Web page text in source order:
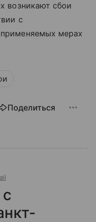
возникают сбои
с
мерах
Поделиться